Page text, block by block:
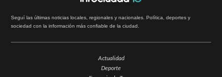
Seguí las últimas noticias locales, regionales y nacionales. Política, deportes y
sociedad con la información más confiable de la ciudad.
Actualidad
Deporte